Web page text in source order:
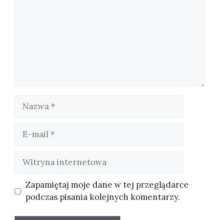
mail
internetowa
Zapamiętaj moje dane w tej przeglądarce
podczas pisania kolejnych komentarzy.